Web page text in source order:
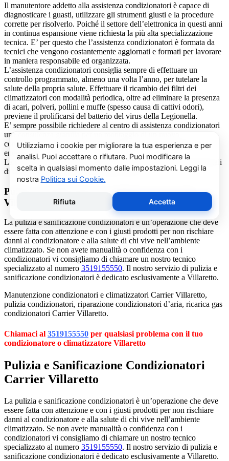
Il manutentore addetto alla assistenza condizionatori è capace di
diagnosticare i guasti, utilizzare gli strumenti giusti e la procedure
corrette per risolverlo. Poiché il settore dell’elettronica in questi anni
in continua espansione viene richiesta la più alta specializzazione
tecnica. E’ per questo che l’assistenza condizionatori è formata da
tecnici che vengono costantemente aggiornati e formati per lavorare
in maniera responsabile ed organizzata.
L’assistenza condizionatori consiglia sempre di effettuare un
controllo programmato, almeno una volta l’anno, per tutelare la
salute della propria salute. Effettuare il ricambio dei filtri dei
climatizzatori con modalità periodica, oltre ad eliminare la presenza
di acari, polveri, pollini e muffe (spesso causa di cattivi odori),
previene il prolificarsi del batterio del virus della Legionella.
E’ sempre possibile richiedere al centro di assistenza condizionatori
una consulenza gratuita per un montaggio di un nuovo
condizionatore o sulle ultime normative in materia di risparmio
energetico.
La salute e il benessere sono quindi essere gli obiettivi fondamentali
di un addetto alla assistenza condizionatori.
Pulizia e Sanificazione Condizionatori Carrier
Villaretto
La pulizia e sanificazione condizionatori è un’operazione che deve
essere fatta con attenzione e con i giusti prodotti per non rischiare
danni al condizionatore e alla salute di chi vive nell’ambiente
climatizzato. Se non avete manualità o confidenza con i
condizionatori vi consigliamo di chiamare un nostro tecnico
specializzato al numero 3519155550. Il nostro servizio di pulizia e
sanificazione condizionatori è dedicato esclusivamente a Villaretto.
Manutenzione condizionatori e climatizzatori Carrier Villaretto,
pulizia condizionatori, riparazione condizionatori d’aria, ricarica gas
condizionatori Carrier Villaretto.
Chiamaci al 3519155550 per qualsiasi problema con il tuo
condizionatore o climatizzatore Villaretto
Pulizia e Sanificazione Condizionatori
Carrier Villaretto
La pulizia e sanificazione condizionatori è un’operazione che deve
essere fatta con attenzione e con i giusti prodotti per non rischiare
danni al condizionatore e alla salute di chi vive nell’ambiente
climatizzato. Se non avete manualità o confidenza con i
condizionatori vi consigliamo di chiamare un nostro tecnico
specializzato al numero 3519155550. Il nostro servizio di pulizia e
sanificazione condizionatori è dedicato esclusivamente a Villaretto.